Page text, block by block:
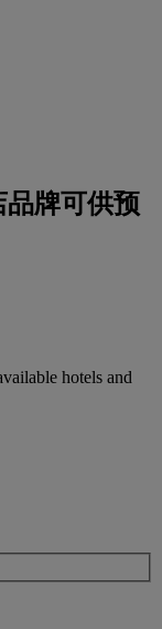
品牌可供预
hotels and